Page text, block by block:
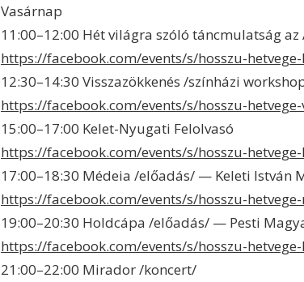
Vasárnap
11:00–12:00 Hét világra szóló táncmulatság
https://facebook.com/events/s/hosszu-
12:30–14:30 Visszazökkenés /színházi
https://facebook.com/events/s/hosszu-
15:00–17:00 Kelet-Nyugati Felolvasó
https://facebook.com/events/s/hosszu-
17:00–18:30 Médeia /előadás/ — Keleti István
https://facebook.com/events/s/hosszu-
19:00–20:30 Holdcápa /előadás/ — Pesti
https://facebook.com/events/s/hosszu-
21:00–22:00 Mirador /koncert/